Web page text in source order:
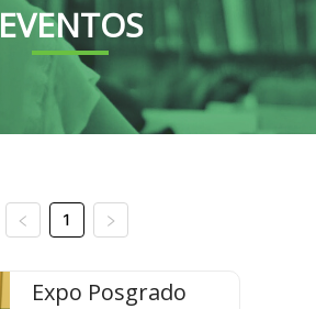
EVENTOS
1
Expo Posgrado